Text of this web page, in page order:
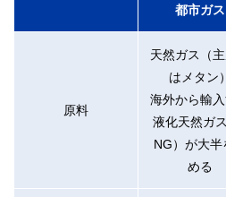
都市ガス
原料
天然ガス（
はメタン）
海外から輸
液化天然ガ
NG）が大半
める